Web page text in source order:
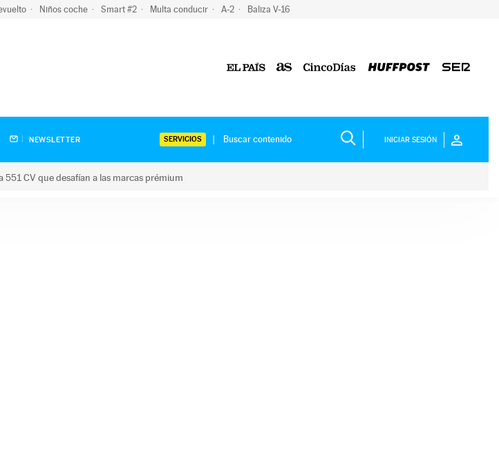
Niños coche Smart #2 Multa conducir A-2 Baliza V-16
NEWSLETTER SERVICIOS INICIAR SESIÓN
CV que desafían a las marcas prémium